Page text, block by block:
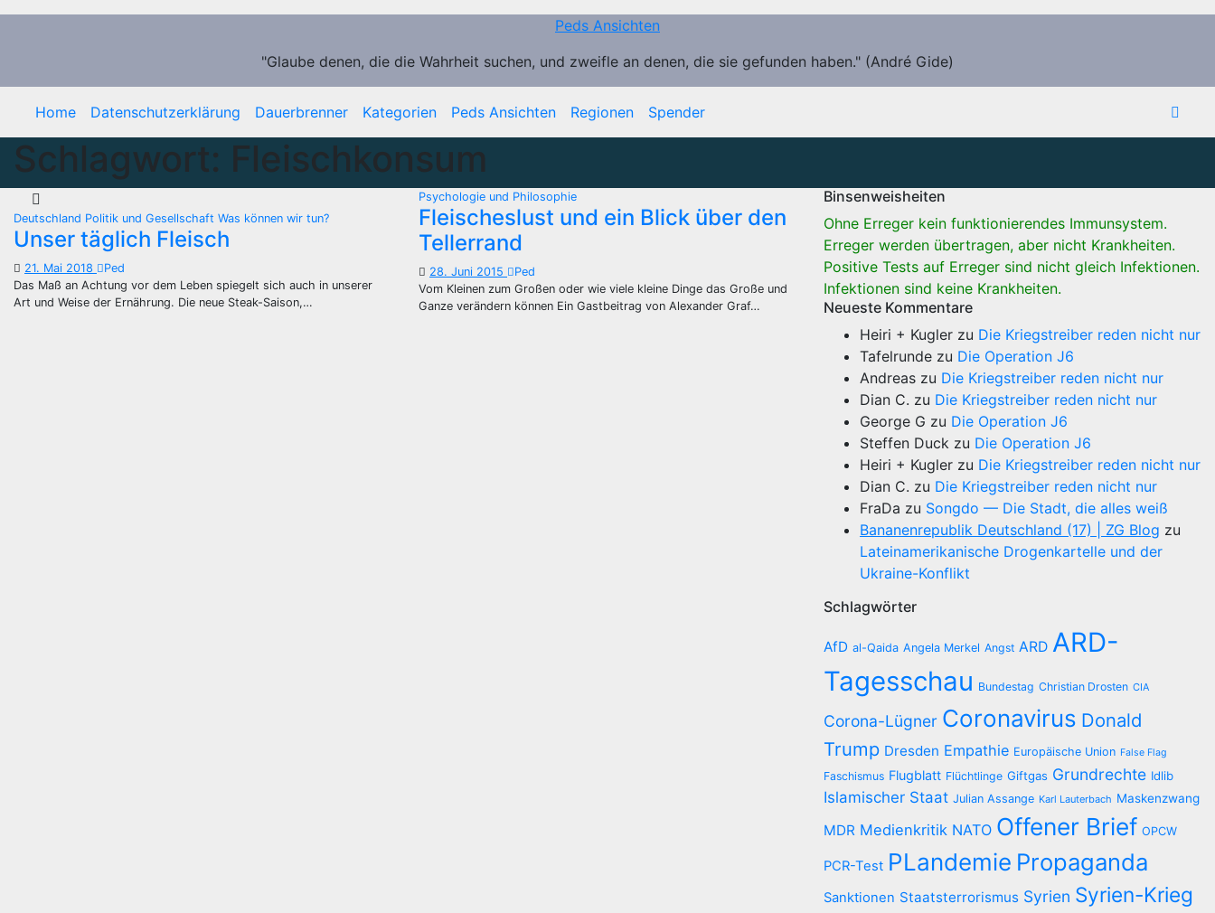
Zum
Peds Ansichten
"Glaube denen, die die Wahrheit suchen, und zweifle an denen, die sie gefunden haben." (André Gide)
Home Datenschutzerklärung Dauerbrenner Kategorien Peds Ansichten Regionen Spender
Schlagwort: Fleischkonsum
Deutschland Politik und Gesellschaft Was können wir tun?
Unser täglich Fleisch
21. Mai 2018
Ped
Das Maß an Achtung vor dem Leben spiegelt sich auch in unserer
Art und Weise der Ernährung. Die neue Steak-Saison,…
Psychologie und Philosophie
Fleischeslust und ein Blick über den
Tellerrand
28. Juni 2015
Ped
Vom Kleinen zum Großen oder wie viele kleine Dinge das Große und
Ganze verändern können Ein Gastbeitrag von Alexander Graf…
Binsenweisheiten
Ohne Erreger kein funktionierendes Immunsystem.
Erreger werden übertragen, aber nicht Krankheiten.
Positive Tests auf Erreger sind nicht gleich Infektionen.
Infektionen sind keine Krankheiten.
Neueste Kommentare
Heiri + Kugler zu Die Kriegstreiber reden nicht nur
Tafelrunde zu Die Operation J6
Andreas zu Die Kriegstreiber reden nicht nur
Dian C. zu Die Kriegstreiber reden nicht nur
George G zu Die Operation J6
Steffen Duck zu Die Operation J6
Heiri + Kugler zu Die Kriegstreiber reden nicht nur
Dian C. zu Die Kriegstreiber reden nicht nur
FraDa zu Songdo — Die Stadt, die alles weiß
Bananenrepublik Deutschland (17) | ZG Blog zu
Lateinamerikanische Drogenkartelle und der
Ukraine-Konflikt
Schlagwörter
AfD al-Qaida Angela Merkel Angst ARD ARD-
Tagesschau Bundestag Christian Drosten CIA
Corona-Lügner Coronavirus Donald
Trump Dresden Empathie Europäische Union False Flag
Faschismus Flugblatt Flüchtlinge Giftgas Grundrechte Idlib
Islamischer Staat Julian Assange Karl Lauterbach Maskenzwang
MDR Medienkritik NATO Offener Brief OPCW
PCR-Test PLandemie Propaganda
Sanktionen Staatsterrorismus Syrien Syrien-Krieg